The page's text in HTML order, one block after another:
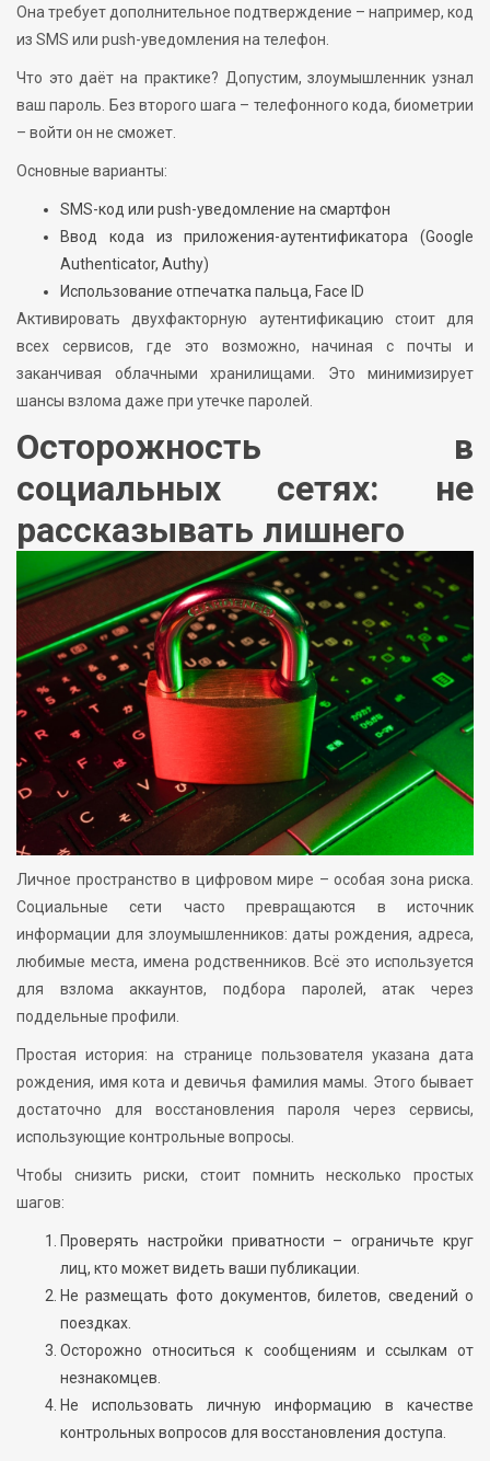
Она требует дополнительное подтверждение – например, код
из SMS или push-уведомления на телефон.
Что это даёт на практике? Допустим, злоумышленник узнал
ваш пароль. Без второго шага – телефонного кода, биометрии
– войти он не сможет.
Основные варианты:
SMS-код или push-уведомление на смартфон
Ввод кода из приложения-аутентификатора (Google
Authenticator, Authy)
Использование отпечатка пальца, Face ID
Активировать двухфакторную аутентификацию стоит для
всех сервисов, где это возможно, начиная с почты и
заканчивая облачными хранилищами. Это минимизирует
шансы взлома даже при утечке паролей.
Осторожность в
социальных сетях: не
рассказывать лишнего
Личное пространство в цифровом мире – особая зона риска.
Социальные сети часто превращаются в источник
информации для злоумышленников: даты рождения, адреса,
любимые места, имена родственников. Всё это используется
для взлома аккаунтов, подбора паролей, атак через
поддельные профили.
Простая история: на странице пользователя указана дата
рождения, имя кота и девичья фамилия мамы. Этого бывает
достаточно для восстановления пароля через сервисы,
использующие контрольные вопросы.
Чтобы снизить риски, стоит помнить несколько простых
шагов:
Проверять настройки приватности – ограничьте круг
лиц, кто может видеть ваши публикации.
Не размещать фото документов, билетов, сведений о
поездках.
Осторожно относиться к сообщениям и ссылкам от
незнакомцев.
Не использовать личную информацию в качестве
контрольных вопросов для восстановления доступа.